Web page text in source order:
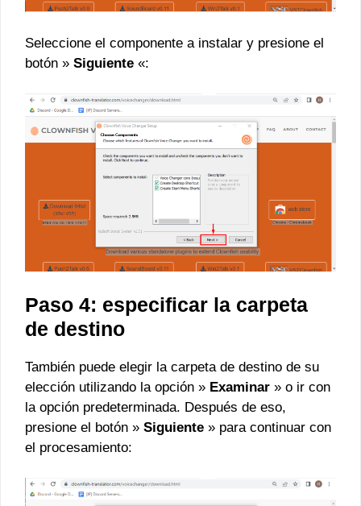
Seleccione el componente a instalar y presione el
botón » Siguiente «:
Paso 4: especificar la carpeta
de destino
También puede elegir la carpeta de destino de su
elección utilizando la opción » Examinar » o ir con
la opción predeterminada. Después de eso,
presione el botón » Siguiente » para continuar con
el procesamiento: